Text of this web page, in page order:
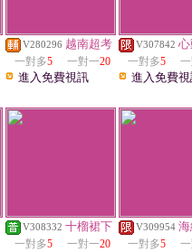
V280296 越南超考
一對多5 一對一20
進入免費視訊
V307842
一對多5
進入免費
V308332 十榴裙下
一對多5 一對一20
V309954
一對多5